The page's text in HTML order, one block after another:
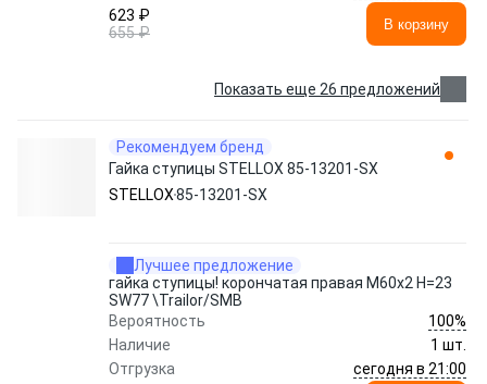
623 ₽
655 ₽
В корзину
Показать еще 26 предложений
Рекомендуем бренд
Гайка ступицы STELLOX 85-13201-SX
STELLOX85-13201-SX
Лучшее предложение
гайка ступицы! корончатая правая M60x2 H=23
SW77 \Trailor/SMB
Вероятность
100%
Наличие
1 шт.
Отгрузка
сегодня в 21:00